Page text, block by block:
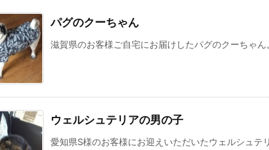
パグのクーちゃん
滋賀県のお客様ご自宅にお届けしたパグのクーちゃ
ウェルシュテリアの男の子
愛知県S様のお客様にお迎えいただいたウェルシュテ